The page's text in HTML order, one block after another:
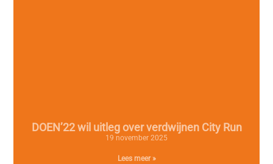
DOEN’22 wil uitleg over verdwijnen City Run
19 november 2025
Lees meer »